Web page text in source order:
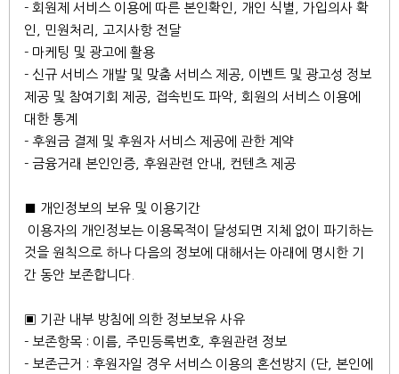
- 회원제 서비스 이용에 따른 본인확인, 개인 식별, 가입의사 확
인, 민원처리, 고지사항 전달
- 마케팅 및 광고에 활용
- 신규 서비스 개발 및 맞춤 서비스 제공, 이벤트 및 광고성 정보
제공 및 참여기회 제공, 접속빈도 파악, 회원의 서비스 이용에
대한 통계
- 후원금 결제 및 후원자 서비스 제공에 관한 계약
- 금융거래 본인인증, 후원관련 안내, 컨텐츠 제공
■ 개인정보의 보유 및 이용기간
이용자의 개인정보는 이용목적이 달성되면 지체 없이 파기하는
것을 원칙으로 하나 다음의 정보에 대해서는 아래에 명시한 기
간 동안 보존합니다.
▣ 기관 내부 방침에 의한 정보보유 사유
- 보존항목 : 이름, 주민등록번호, 후원관련 정보
- 보존근거 : 후원자일 경우 서비스 이용의 혼선방지 (단, 본인에